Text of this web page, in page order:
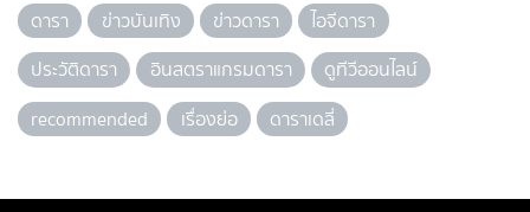
ดารา ข่าวบันเทิง ข่าวดารา
ไอจีดารา
ประวัติดารา
อินสตราแกรมดารา
ดูทีวีออนไลน์
recommended
เรื่องย่อ ดาราเดลี่